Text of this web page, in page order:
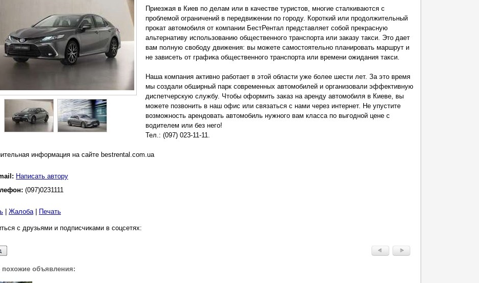
Приезжая в Киев по делам или в качестве туристов, многие сталкиваются с
проблемой ограничений в передвижении по городу. Короткий или продолжительный
прокат автомобиля от компании БестРентал представляет собой прекрасную
альтернативу использованию общественного транспорта или заказу такси. Это дает
вам полную свободу движения: вы можете самостоятельно планировать маршрут и
не зависеть от графика общественного транспорта или времени ожидания такси.
Наша компания активно работает в этой области уже более шести лет. За это время
мы создали обширный парк современных автомобилей и организовали эффективную
диспетчерскую службу. Чтобы оформить заказ на аренду автомобиля в Киеве, вы
можете позвонить в наш офис или связаться с нами через интернет. Не упустите
возможность арендовать автомобиль нужного вам класса по выгодной цене с
водителем или без него!
Тел.: (097) 023-11-11.
информация на сайте bestrental.com.ua
Написать автору
(097)0231111
Жалоба| Печать
с друзьями и подписчиками в соцсетях:
похожие объявления: